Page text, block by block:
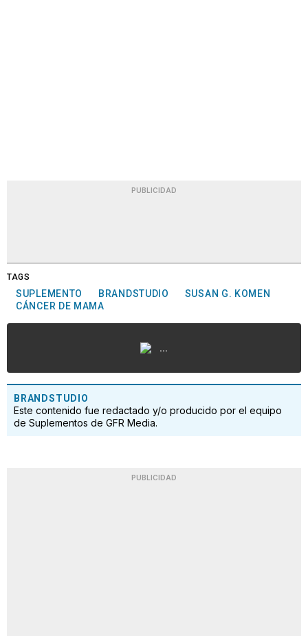
PUBLICIDAD
TAGS
SUPLEMENTO BRANDSTUDIO
SUSAN G. KOMEN
CÁNCER DE MAMA
...
BRANDSTUDIO
Este contenido fue redactado y/o producido por el equipo
de Suplementos de GFR Media.
PUBLICIDAD